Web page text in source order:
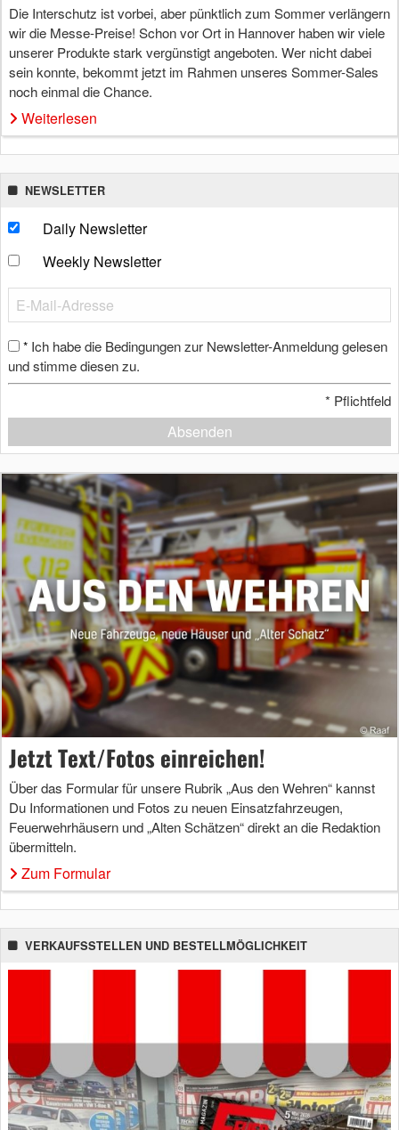
Die Interschutz ist vorbei, aber pünktlich zum Sommer verlängern
wir die Messe-Preise! Schon vor Ort in Hannover haben wir viele
unserer Produkte stark vergünstigt angeboten. Wer nicht dabei
sein konnte, bekommt jetzt im Rahmen unseres Sommer-Sales
noch einmal die Chance.
Weiterlesen
NEWSLETTER
Daily Newsletter
Weekly Newsletter
* Ich habe die Bedingungen zur Newsletter-Anmeldung gelesen
und stimme diesen zu.
* Pflichtfeld
Absenden
Jetzt Text/Fotos einreichen!
Über das Formular für unsere Rubrik „Aus den Wehren“ kannst
Du Informationen und Fotos zu neuen Einsatzfahrzeugen,
Feuerwehrhäusern und „Alten Schätzen“ direkt an die Redaktion
übermitteln.
Zum Formular
VERKAUFSSTELLEN UND BESTELLMÖGLICHKEIT